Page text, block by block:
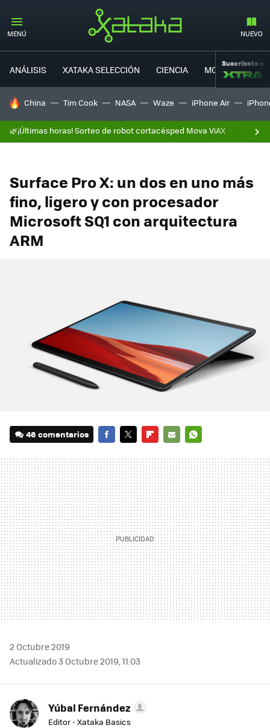
MENÚ NUEVO
ANÁLISIS XATAKA SELECCIÓN CIENCIA MOVILIDAD
Suscríbete a
HOY SE HABLA DE
China Tim Cook NASA Waze iPhone Air
🌿¡Últimas horas! Sorteo de robot cortacésped Mova ViAX
Surface Pro X: un dos en uno más
fino, ligero y con procesador
Microsoft SQ1 con arquitectura
ARM
46 comentarios
MAIL
2 Octubre 2019
Actualizado 3 Octubre 2019, 11:03
Yúbal Fernández
Editor - Xataka Basics